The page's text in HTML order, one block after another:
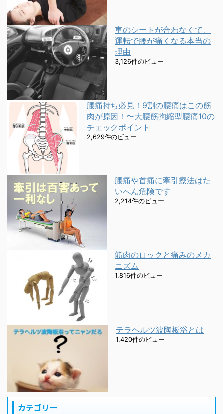
車のシートが合わなくて、
運転で腰が痛くなる本当の
理由
3,126件のビュー
腰痛持ち必見！9割の腰痛はこの筋
肉が原因！〜大腰筋拘縮型腰痛10の
チェックポイント
2,629件のビュー
腰痛や首痛に牽引療法はた
いへん危険です
2,214件のビュー
筋肉のロックと痛みのメカ
ニズム
1,816件のビュー
テラヘルツ波陶板浴とは
1,420件のビュー
カテゴリー